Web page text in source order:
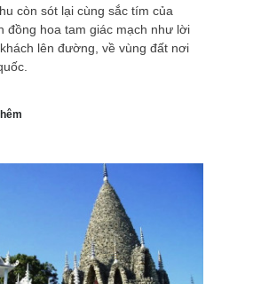
còn sót lại cùng sắc tím của
đồng hoa tam giác mạch như lời
lên đường, về vùng đất nơi